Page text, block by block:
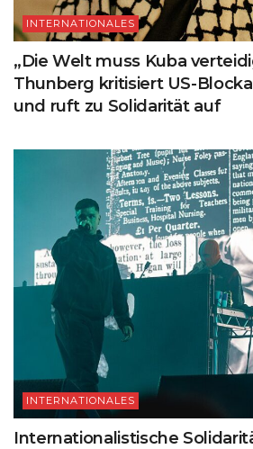
INTERNATIONALES
„Die Welt muss Kuba
Thunberg kritisiert US-
und ruft zu Solidarität auf
INTERNATIONALES
Internationalistische